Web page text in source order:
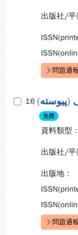
出版社/平
快速連結
問題通
16
免費
資料類型：
出版社/平
出版地：
快速連結
問題通